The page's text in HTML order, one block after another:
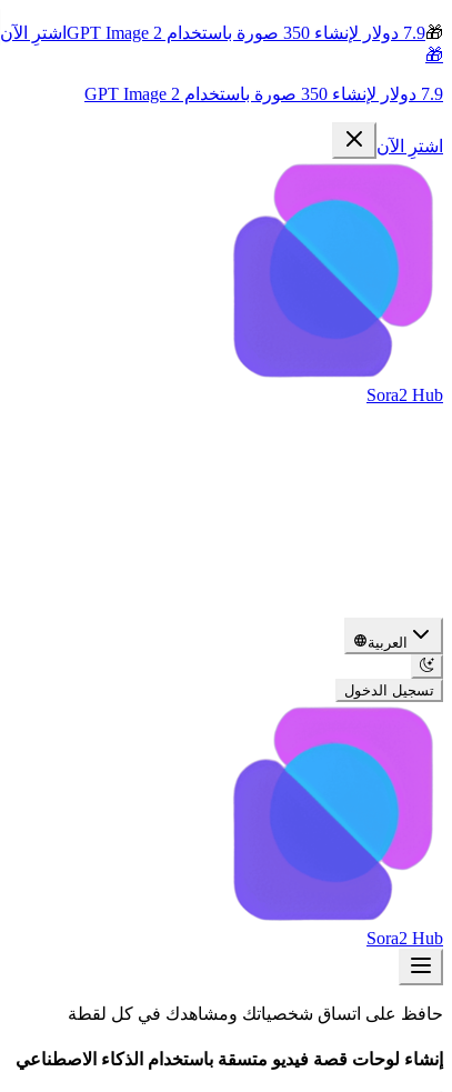
🎁7.9 دولار لإنشاء 350 صورة باستخدام GPT Image 2
اشترِ الآن
🎁
7.9 دولار لإنشاء 350 صورة باستخدام GPT Image 2
اشترِ الآن
Sora2 Hub
العربية
تسجيل الدخول
Sora2 Hub
حافظ على اتساق شخصياتك ومشاهدك في كل لقطة
إنشاء لوحات قصة فيديو متسقة باستخدام الذكاء الاصطناعي